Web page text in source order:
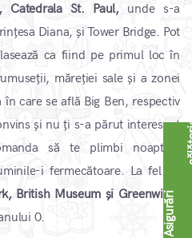
Catedrala St. Paul,unde s-a
Diana, și Tower Bridge. Pot
ca fiind pe primul loc în
măreției sale și a zonei
care se află Big Ben, respectiv
și nu ți s-a părut interesant
să te plimbi noaptea,
i fermecătoare. La fel de
British Museum și Greenwich,
0.
A
s
i
g
u
r
ă
r
i
c
ă
l
ă
t
o
r
i